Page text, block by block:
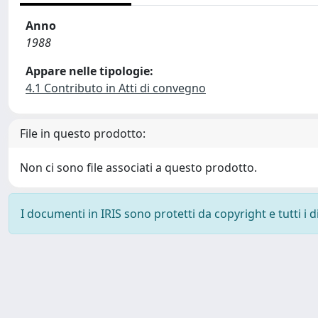
Anno
1988
Appare nelle tipologie:
4.1 Contributo in Atti di convegno
File in questo prodotto:
Non ci sono file associati a questo prodotto.
I documenti in IRIS sono protetti da copyright e tutti i